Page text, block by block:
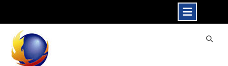
content